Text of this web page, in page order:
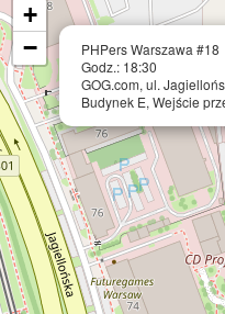
PHPers Warszawa #18
Godz.: 18:30
GOG.com, ul.
Budynek E, Wejście
+
−